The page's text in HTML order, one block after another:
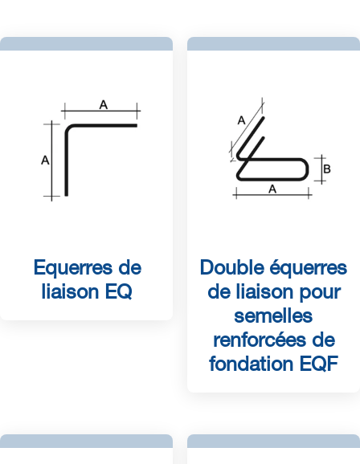
Equerres de
liaison EQ
Double équerres
de liaison pour
semelles
renforcées de
fondation EQF